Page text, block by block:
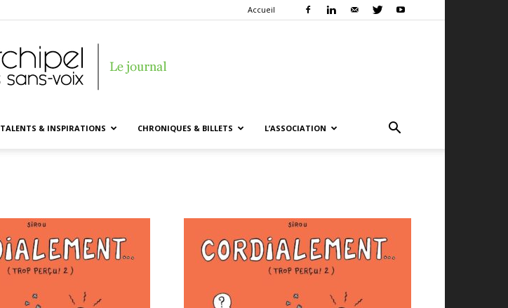
Accueil
des
TALENTS & INSPIRATIONS CHRONIQUES & BILLETS L’ASSOCIATION